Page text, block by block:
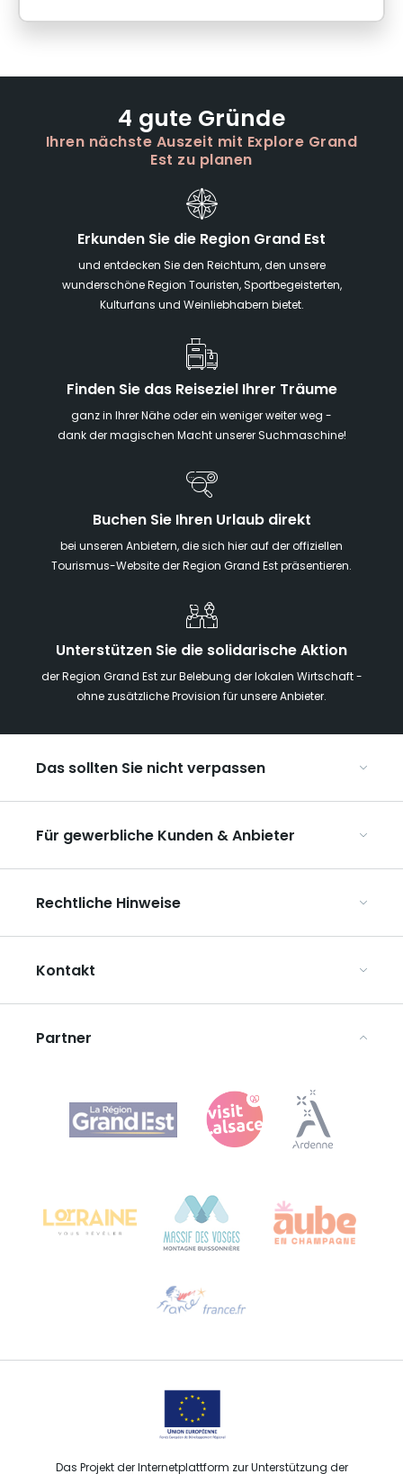
4 gute Gründe
Ihren nächste Auszeit mit Explore Grand
Est zu planen
Erkunden Sie die Region Grand Est
und entdecken Sie den Reichtum, den unsere
wunderschöne Region Touristen, Sportbegeisterten,
Kulturfans und Weinliebhabern bietet.
Finden Sie das Reiseziel Ihrer Träume
ganz in Ihrer Nähe oder ein weniger weiter weg -
dank der magischen Macht unserer Suchmaschine!
Buchen Sie Ihren Urlaub direkt
bei unseren Anbietern, die sich hier auf der offiziellen
Tourismus-Website der Region Grand Est präsentieren.
Unterstützen Sie die solidarische Aktion
der Region Grand Est zur Belebung der lokalen Wirtschaft -
ohne zusätzliche Provision für unsere Anbieter.
Das sollten Sie nicht verpassen
Die Weihnachtsmärkte im Grand Est
Ribeauvillé, zwischen Weinbergen und Bergen
Unsere UNESCO-Welterbestätten
Für gewerbliche Kunden & Anbieter
Organisieren Sie Ihre Gruppenreisen
ART GE kennenlernen
Mediaroom
Rechtliche Hinweise
Datenschutzbestimmungen
Rechtliche Hinweise
Kontakt
Agence Régionale du Tourisme Grand Est
Bureau de Colmar (Hauptverwaltung)
Sprechen Sie uns per E-Mail an
Partner
Das Projekt der Internetplattform zur Unterstützung der